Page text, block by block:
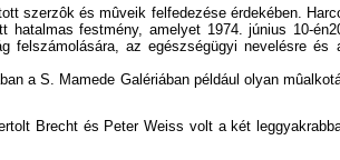
szerzôk és mûveik felfedezése érdekében.
festmény, amelyet 1974. június 10-
az egészségügyi nevelésre és
a S. Mamede Galériában például olyan
Brecht és Peter Weiss volt a két